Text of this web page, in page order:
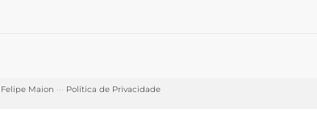
Felipe Maion ··· Política de Privacidade